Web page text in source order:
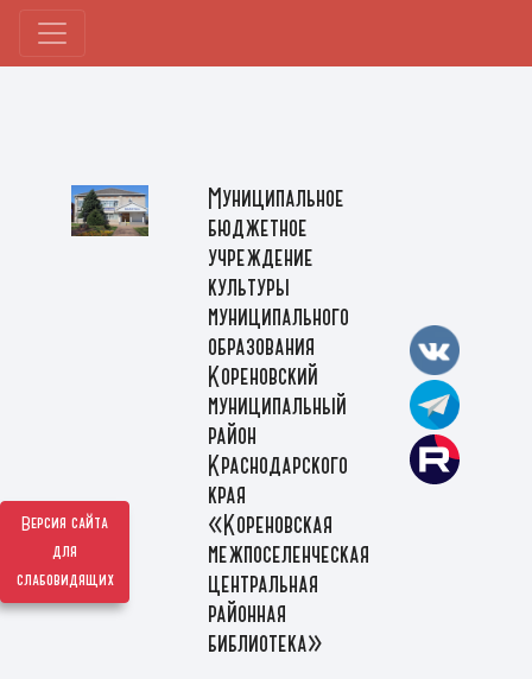
Версия сайта
для
слабовидящих
Муниципальное
бюджетное
учреждение
культуры
муниципального
образования
Кореновский
муниципальный
район
Краснодарского
края
«Кореновская
межпоселенческая
центральная
районная
библиотека»